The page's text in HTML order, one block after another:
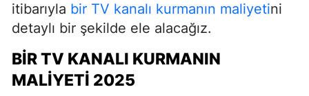
itibarıyla bir TV kanalı kurmanın maliyetini
detaylı bir şekilde ele alacağız.
BIR TV KANALI KURMANIN
MALIYETI 2025